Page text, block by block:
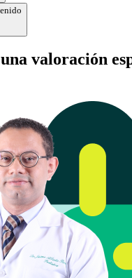
valoración